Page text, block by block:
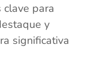
clave para
y
significativa